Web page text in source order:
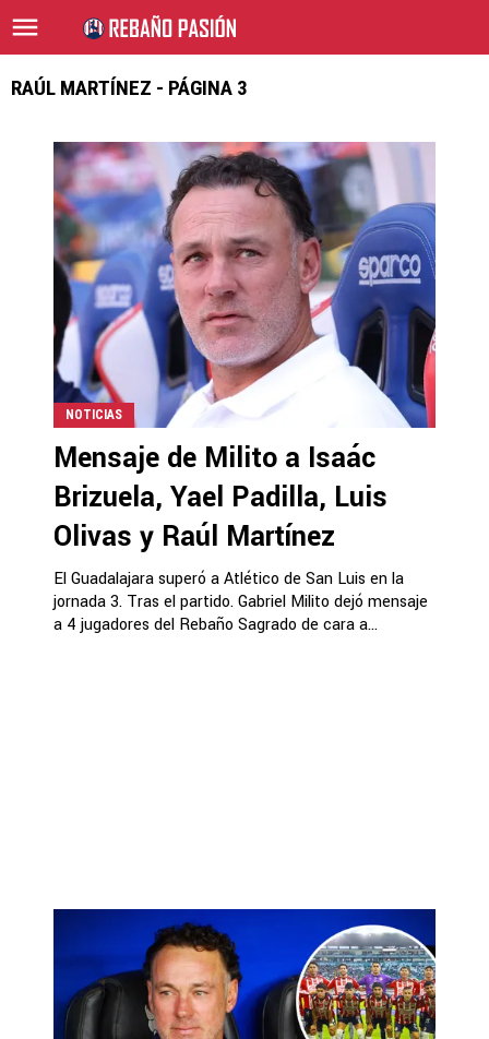
RAÚL MARTÍNEZ - PÁGINA 3
NOTICIAS
Mensaje de Milito a Isaác
Brizuela, Yael Padilla, Luis
Olivas y Raúl Martínez
El Guadalajara superó a Atlético de San Luis en la
jornada 3. Tras el partido. Gabriel Milito dejó mensaje
a 4 jugadores del Rebaño Sagrado de cara a...